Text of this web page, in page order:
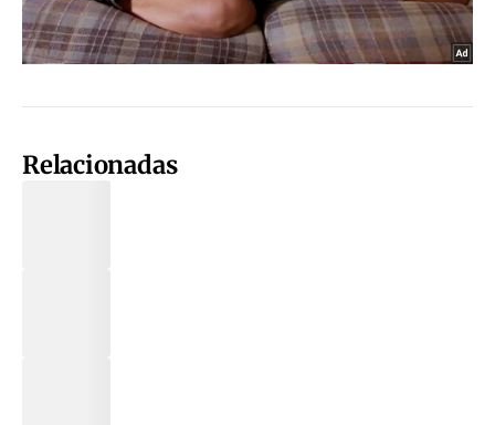
Relacionadas